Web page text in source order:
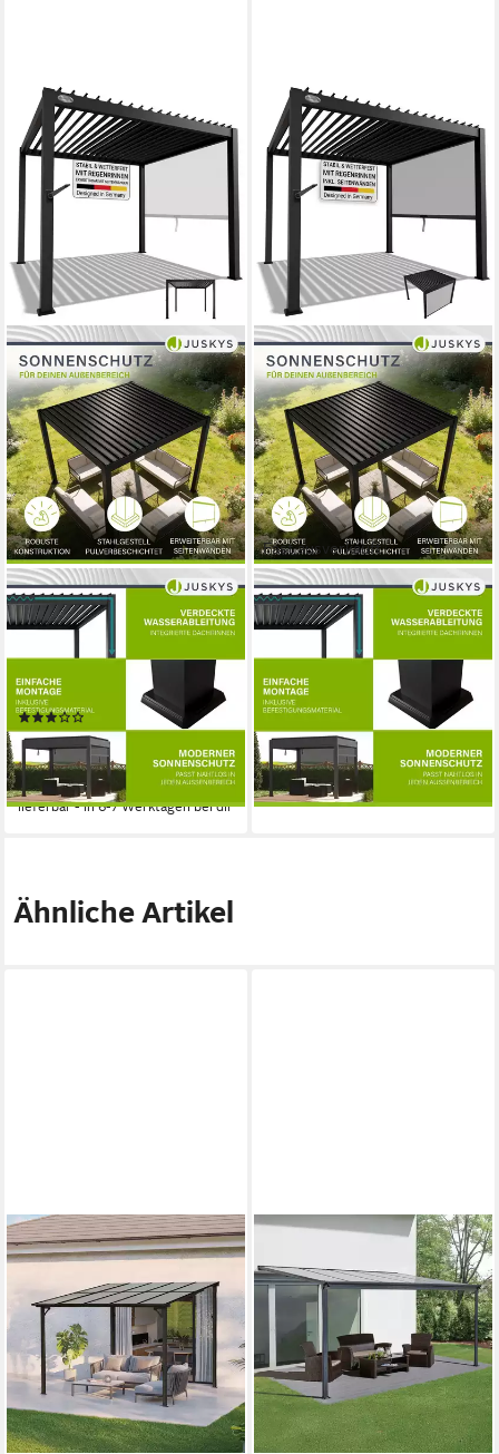
JUSKYS
Terrassendach Tahiti, BxT:
300x300 cm, Lamellendach,
Pergola für Garten, Terrasse,
stabil & wetterfest
(2)
ab 1.199,00 €
34,81 €
mtl. in 48 Raten
-20%
lieferbar - in 6-7 Werktagen bei dir
Fast ausverkauft
JUSKYS
Terrassendach Tahiti, BxT:
300x300 cm, Lamellendach,
Pergola für Garten, inkl.
Seitenwand 3m
2.499,00 €
46,42 €mtl. in 48 Raten
-36%
lieferbar in 5 Wochen
Ähnliche Artikel